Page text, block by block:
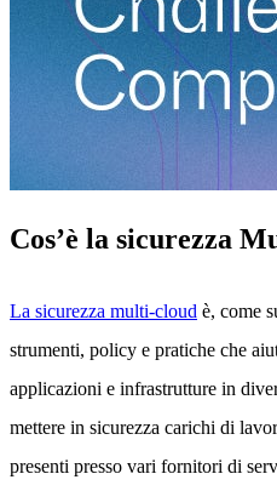
Cos’è la sicurezza
La sicurezza multi-cloud è, come
strumenti, policy e pratiche che
applicazioni e infrastrutture in
mettere in sicurezza carichi di
presenti presso vari fornitori di